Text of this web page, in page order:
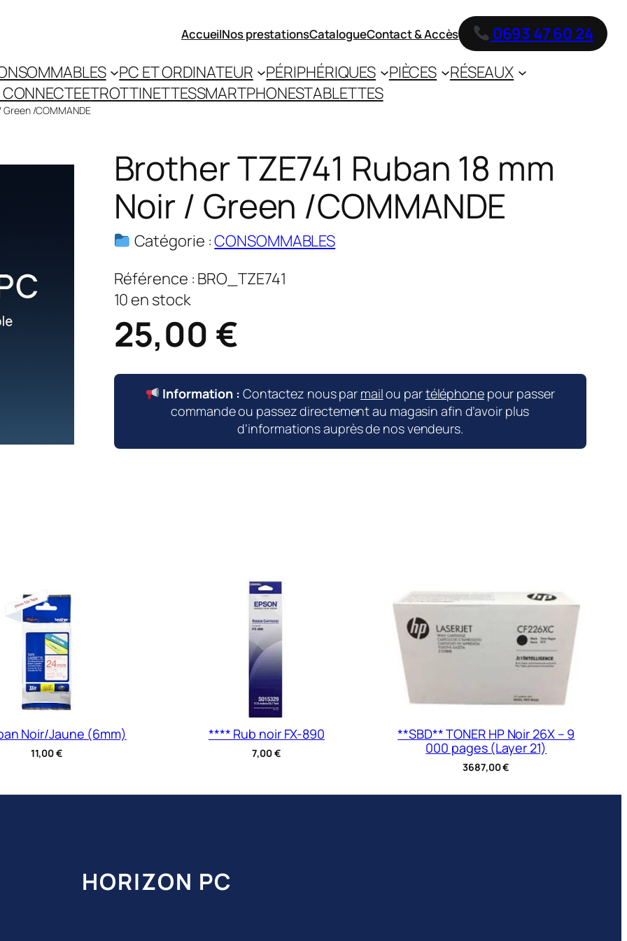
AccueilNos prestationsCatalogueContact & Accès
0693 47 60 24
PC ET ORDINATEUR PÉRIPHÉRIQUES PIÈCES
RÉSEAUX
TROTTINETTESSMARTPHONESTABLETTES
Green /COMMANDE
Brother TZE741 Ruban 18 mm
Noir / Green /COMMANDE
Catégorie :CONSOMMABLES
Référence : BRO_TZE741
10 en stock
25,00 €
Information : Contactez nous par mailou partéléphonepour passer
commande ou passez directement au magasin afin d’avoir plus
d’informations auprès de nos vendeurs.
Noir/Jaune (6mm)
11,00€
**** Rub noir FX-890
7,00€
**SBD** TONER HP Noir 26X – 9
000 pages (Layer 21)
3687,00€
HORIZON PC